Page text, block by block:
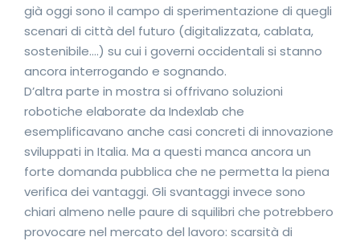
già oggi sono il campo di sperimentazione di quegli
scenari di città del futuro (digitalizzata, cablata,
sostenibile….) su cui i governi occidentali si stanno
ancora interrogando e sognando.
D’altra parte in mostra si offrivano soluzioni
robotiche elaborate da Indexlab che
esemplificavano anche casi concreti di innovazione
sviluppati in Italia. Ma a questi manca ancora un
forte domanda pubblica che ne permetta la piena
verifica dei vantaggi. Gli svantaggi invece sono
chiari almeno nelle paure di squilibri che potrebbero
provocare nel mercato del lavoro: scarsità di